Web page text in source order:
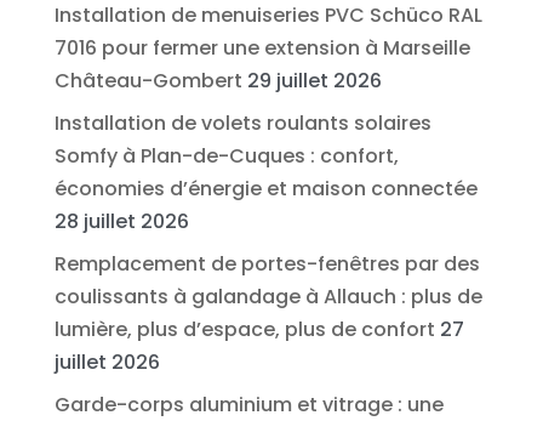
Installation de menuiseries PVC Schüco RAL
7016 pour fermer une extension à Marseille
Château-Gombert 29 juillet 2026
Installation de volets roulants solaires
Somfy à Plan-de-Cuques : confort,
économies d’énergie et maison connectée
28 juillet 2026
Remplacement de portes-fenêtres par des
coulissants à galandage à Allauch : plus de
lumière, plus d’espace, plus de confort 27
juillet 2026
Garde-corps aluminium et vitrage : une